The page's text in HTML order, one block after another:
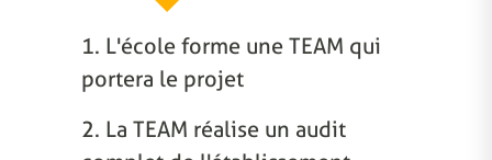
1. L'école forme une TEAM qui
portera le projet
2. La TEAM réalise un audit